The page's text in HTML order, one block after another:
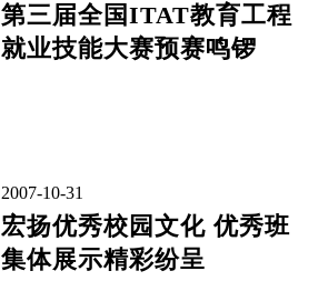
第三届全国ITAT教育工程
就业技能大赛预赛鸣锣
2007-10-31
宏扬优秀校园文化 优秀班
集体展示精彩纷呈